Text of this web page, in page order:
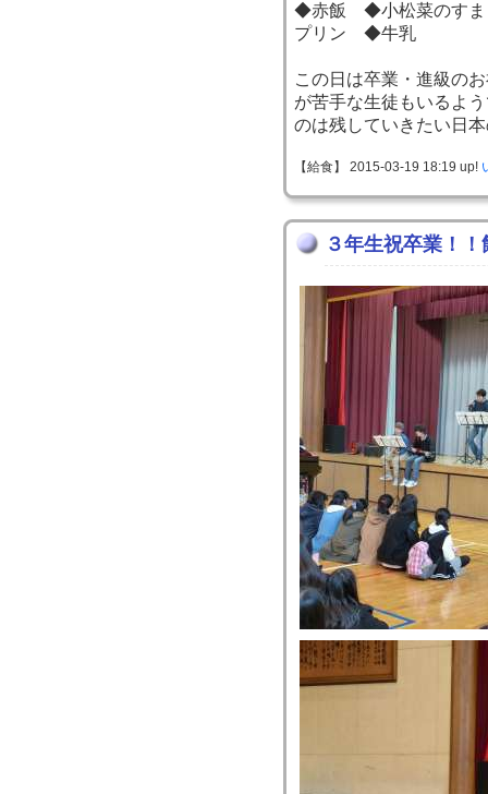
◆赤飯 ◆小松菜のす
プリン ◆牛乳
この日は卒業・進級の
が苦手な生徒もいるよ
のは残していきたい日
【給食】 2015-03-19 18:19 up!
３年生祝卒業！